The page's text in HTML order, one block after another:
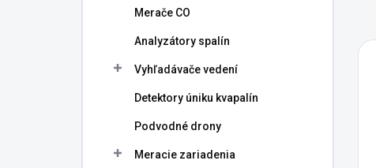
Merače CO
Analyzátory spalín
Vyhľadávače vedení
Detektory úniku kvapalín
Podvodné drony
Meracie zariadenia